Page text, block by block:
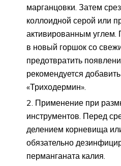
марганцовки. Затем
коллоидной серой или
активированным углем.
в новый горшок со
предотвратить
рекомендуется
«Триходермин».
Применение при
инструментов. Перед
делением корневища
обязательно
перманганата калия.